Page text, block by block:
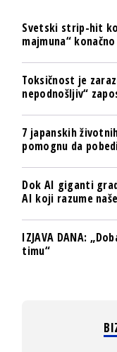
Svetski strip-hit
majmuna“
Toksičnost je
nepodnošljiv“
7 japanskih
pomognu da
Dok AI giganti
AI koji razume
IZJAVA DANA:
timu“